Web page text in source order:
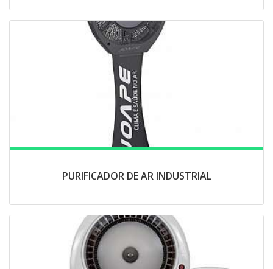
PURIFICADOR DE AR INDUSTRIAL